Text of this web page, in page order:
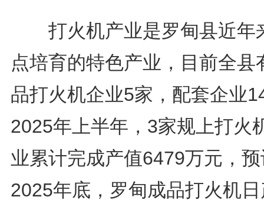
打火机产业是罗甸县近年
点培育的特色产业，目前全县
品打火机企业5家，配套企业
2025年上半年，3家规上打火
业累计完成产值6479万元，
2025年底，罗甸成品打火机